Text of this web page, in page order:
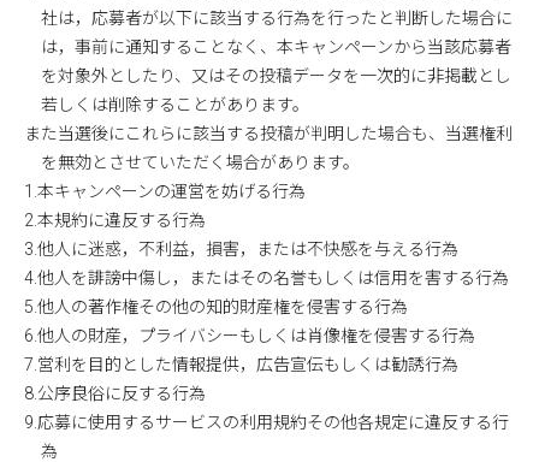
社は，応募者が以下に該当する行為を行ったと判断した場合に
は，事前に通知することなく、本キャンペーンから当該応募者
を対象外としたり、又はその投稿データを一次的に非掲載とし
若しくは削除することがあります。
また当選後にこれらに該当する投稿が判明した場合も、当選権利
を無効とさせていただく場合があります。
1.本キャンペーンの運営を妨げる行為
2.本規約に違反する行為
3.他人に迷惑，不利益，損害，または不快感を与える行為
4.他人を誹謗中傷し，またはその名誉もしくは信用を害する行為
5.他人の著作権その他の知的財産権を侵害する行為
6.他人の財産，プライバシーもしくは肖像権を侵害する行為
7.営利を目的とした情報提供，広告宣伝もしくは勧誘行為
8.公序良俗に反する行為
9.応募に使用するサービスの利用規約その他各規定に違反する行
為